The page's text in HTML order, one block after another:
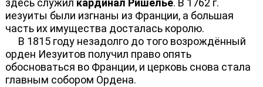
здесь служил кардинал Ришелье. В 1762 г.
иезуиты были изгнаны из Франции, а большая
часть их имущества досталась королю.
В 1815 году незадолго до того возрождённый
орден Иезуитов получил право опять
обосноваться во Франции, и церковь снова стала
главным собором Ордена.